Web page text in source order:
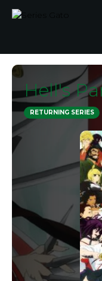
Hell's
RETURNING SERIES